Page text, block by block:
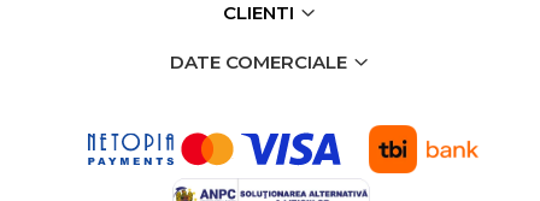
CLIENTI
DATE COMERCIALE